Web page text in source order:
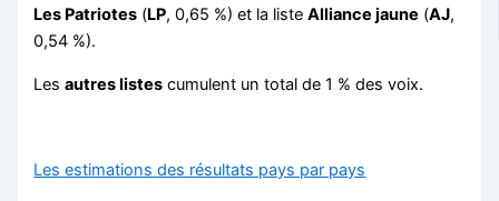
Les Patriotes (LP, 0,65 %) et la listeAlliance jaune (AJ,
0,54 %).
Lesautres listes cumulent un total de 1 % des voix.
Les estimations des résultats pays par pays